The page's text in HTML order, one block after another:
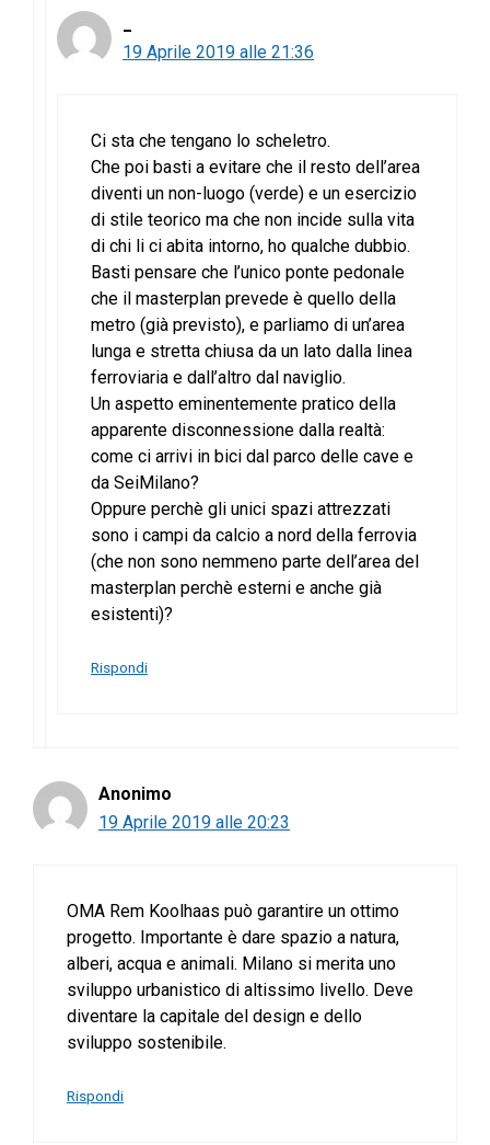
19 Aprile 2019 alle 21:36
Ci sta che tengano lo scheletro.
Che poi basti a evitare che il resto dell’area
diventi un non-luogo (verde) e un esercizio
di stile teorico ma che non incide sulla vita
di chi li ci abita intorno, ho qualche dubbio.
Basti pensare che l’unico ponte pedonale
che il masterplan prevede è quello della
metro (già previsto), e parliamo di un’area
lunga e stretta chiusa da un lato dalla linea
ferroviaria e dall’altro dal naviglio.
Un aspetto eminentemente pratico della
apparente disconnessione dalla realtà:
come ci arrivi in bici dal parco delle cave e
da SeiMilano?
Oppure perchè gli unici spazi attrezzati
sono i campi da calcio a nord della ferrovia
(che non sono nemmeno parte dell’area del
masterplan perchè esterni e anche già
esistenti)?
Rispondi
Anonimo
19 Aprile 2019 alle 20:23
OMA Rem Koolhaas può garantire un ottimo
progetto. Importante è dare spazio a natura,
alberi, acqua e animali. Milano si merita uno
sviluppo urbanistico di altissimo livello. Deve
diventare la capitale del design e dello
sviluppo sostenibile.
Rispondi